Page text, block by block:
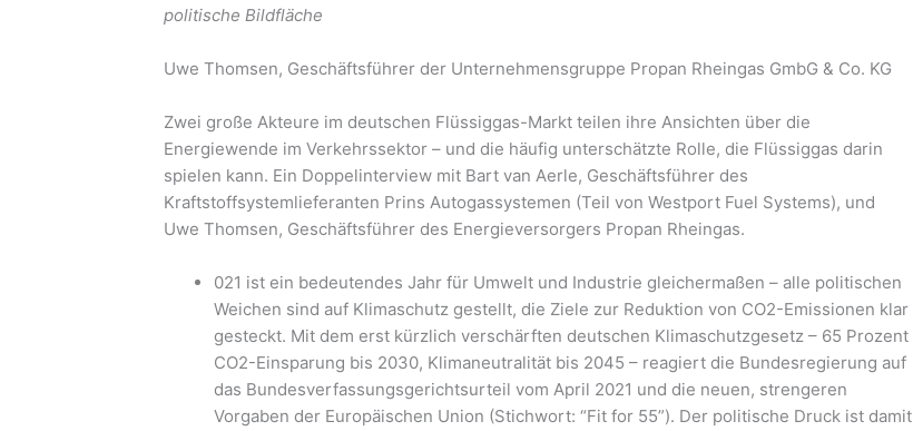
politische Bildfläche
Uwe Thomsen, Geschäftsführer der Unternehmensgruppe Propan Rheingas GmbG & Co. KG
Zwei große Akteure im deutschen Flüssiggas-Markt teilen ihre Ansichten über die
Energiewende im Verkehrssektor – und die häufig unterschätzte Rolle, die Flüssiggas darin
spielen kann. Ein Doppelinterview mit Bart van Aerle, Geschäftsführer des
Kraftstoffsystemlieferanten Prins Autogassystemen (Teil von Westport Fuel Systems), und
Uwe Thomsen, Geschäftsführer des Energieversorgers Propan Rheingas.
021 ist ein bedeutendes Jahr für Umwelt und Industrie gleichermaßen – alle politischen
Weichen sind auf Klimaschutz gestellt, die Ziele zur Reduktion von CO2-Emissionen klar
gesteckt. Mit dem erst kürzlich verschärften deutschen Klimaschutzgesetz – 65 Prozent
CO2-Einsparung bis 2030, Klimaneutralität bis 2045 – reagiert die Bundesregierung auf
das Bundesverfassungsgerichtsurteil vom April 2021 und die neuen, strengeren
Vorgaben der Europäischen Union (Stichwort: “Fit for 55”). Der politische Druck ist damit